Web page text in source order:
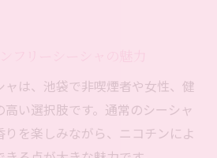
は、池袋で非喫煙者や女性、健
い選択肢です。通常のシーシャ
を楽しみながら、ニコチンによ